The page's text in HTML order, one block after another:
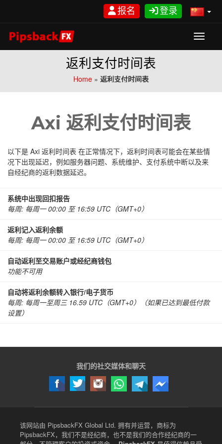
登录
报名
返利支付时间表
Home » 返利支付时间表
Axi 返利支付时间表
以下是 Axi 返利时间表 在正常情况下，返利时间表可能会在某些情
况下出现延迟，例如服务器问题、系统维护、支付系统中断以及来
自经纪商的返利数据延迟。
系统中出现回扣报告
每周: 每周一 00:00 至 16:59 UTC（GMT+0）
返利记入返利余额
每周: 每周一 00:00 至 16:59 UTC（GMT+0）
自动返利至交易账户或经纪商钱包
功能不可用
自动将返利余额转入银行/电子货币
每周: 每周一至周三 16.59 UTC（GMT+0）（如果已达到最低付款
设置）
我们的社交媒体和聊天
该网站由 PipsbackFX Global Ltd. 拥有并运营，商标为
PipsbackFX，我们不是经纪商，也不是我们的合作经纪商的一